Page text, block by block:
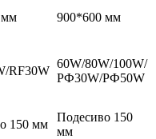
мм 900*600 мм
RF30W
60W/80W/100W/
РФ30W/РФ50W
150 мм
Подесиво 150
мм